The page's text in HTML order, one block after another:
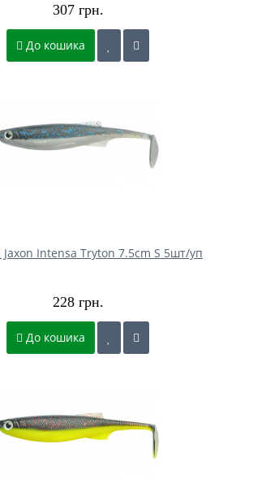
307 грн.
До кошика
Jaxon Intensa Tryton 7.5cm S 5шт/уп
228 грн.
До кошика